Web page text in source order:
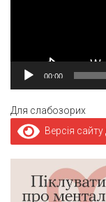
00:00
Для слабозорих
Версія сайту